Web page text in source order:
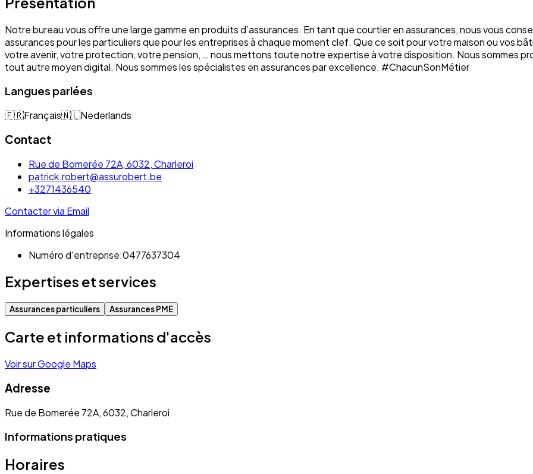
Notre bureau vous offre une large gamme en produits d’assurances. En tant que courtier en assurances, nous vous
assurances pour les particuliers que pour les entreprises à chaque moment clef. Que ce soit pour votre maison ou vos
votre avenir, votre protection, votre pension, … nous mettons toute notre expertise à votre disposition. Nous sommes
tout autre moyen digital. Nous sommes les spécialistes en assurances par excellence. #ChacunSonMétier
Langues parlées
🇫🇷Français🇳🇱Nederlands
Contact
Rue de Bomerée 72A, 6032, Charleroi
patrick.robert@assurobert.be
+3271436540
Contacter via Email
Informations légales
Numéro d'entreprise:0477637304
Expertises et services
Assurances particuliers Assurances PME
Carte et informations d'accès
Voir sur Google Maps
Adresse
Rue de Bomerée 72A, 6032, Charleroi
Informations pratiques
Horaires